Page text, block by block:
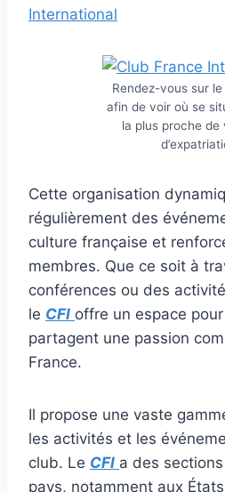
International
Rendez-vous sur
afin de voir où se
la plus proche de
Cette organisation
régulièrement des
culture française et
membres. Que ce soit à
conférences ou des
le CFI offre un espace
partagent une passion
France.
Il propose une vaste
les activités et les
club. Le CFI a des
pays, notamment aux